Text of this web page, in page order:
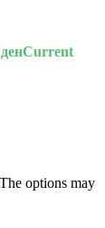
денCurrent
options may